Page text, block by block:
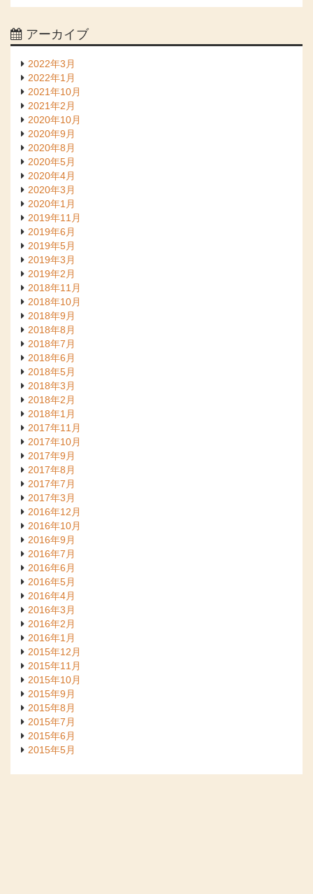
アーカイブ
2022年3月
2022年1月
2021年10月
2021年2月
2020年10月
2020年9月
2020年8月
2020年5月
2020年4月
2020年3月
2020年1月
2019年11月
2019年6月
2019年5月
2019年3月
2019年2月
2018年11月
2018年10月
2018年9月
2018年8月
2018年7月
2018年6月
2018年5月
2018年3月
2018年2月
2018年1月
2017年11月
2017年10月
2017年9月
2017年8月
2017年7月
2017年3月
2016年12月
2016年10月
2016年9月
2016年7月
2016年6月
2016年5月
2016年4月
2016年3月
2016年2月
2016年1月
2015年12月
2015年11月
2015年10月
2015年9月
2015年8月
2015年7月
2015年6月
2015年5月